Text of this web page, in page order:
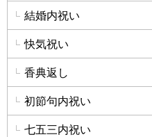
結婚内祝い
快気祝い
香典返し
初節句内祝い
七五三内祝い